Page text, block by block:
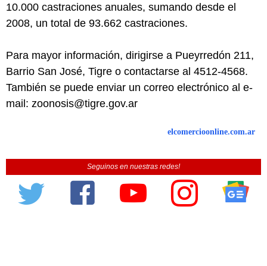
10.000 castraciones anuales, sumando desde el
2008, un total de 93.662 castraciones.
Para mayor información, dirigirse a Pueyrredón 211,
Barrio San José, Tigre o contactarse al 4512-4568.
También se puede enviar un correo electrónico al e-
mail: zoonosis@tigre.gov.ar
elcomercioonline.com.ar
Seguinos en nuestras redes!